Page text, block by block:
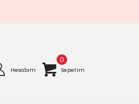
Hesabım
0
Sepetim